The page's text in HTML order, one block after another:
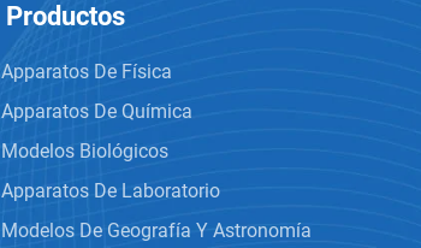
Productos
Apparatos De Física
Apparatos De Química
Modelos Biológicos
Apparatos De Laboratorio
Modelos De Geografía Y Astronomía